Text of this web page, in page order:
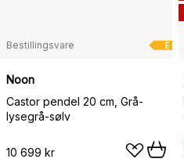
E
Bestillingsvare
Noon
Castor pendel 20 cm, Grå-
lysegrå-sølv
10 699 kr